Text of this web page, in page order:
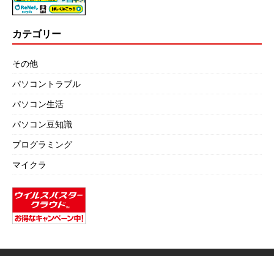
カテゴリー
その他
パソコントラブル
パソコン生活
パソコン豆知識
プログラミング
マイクラ